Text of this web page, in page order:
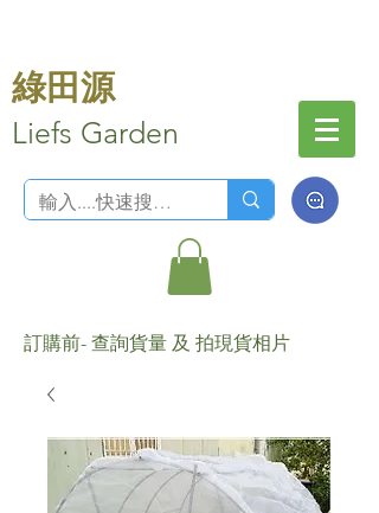
綠田源
Liefs Garden
訂購前- 查詢貨量 及 拍現貨相片